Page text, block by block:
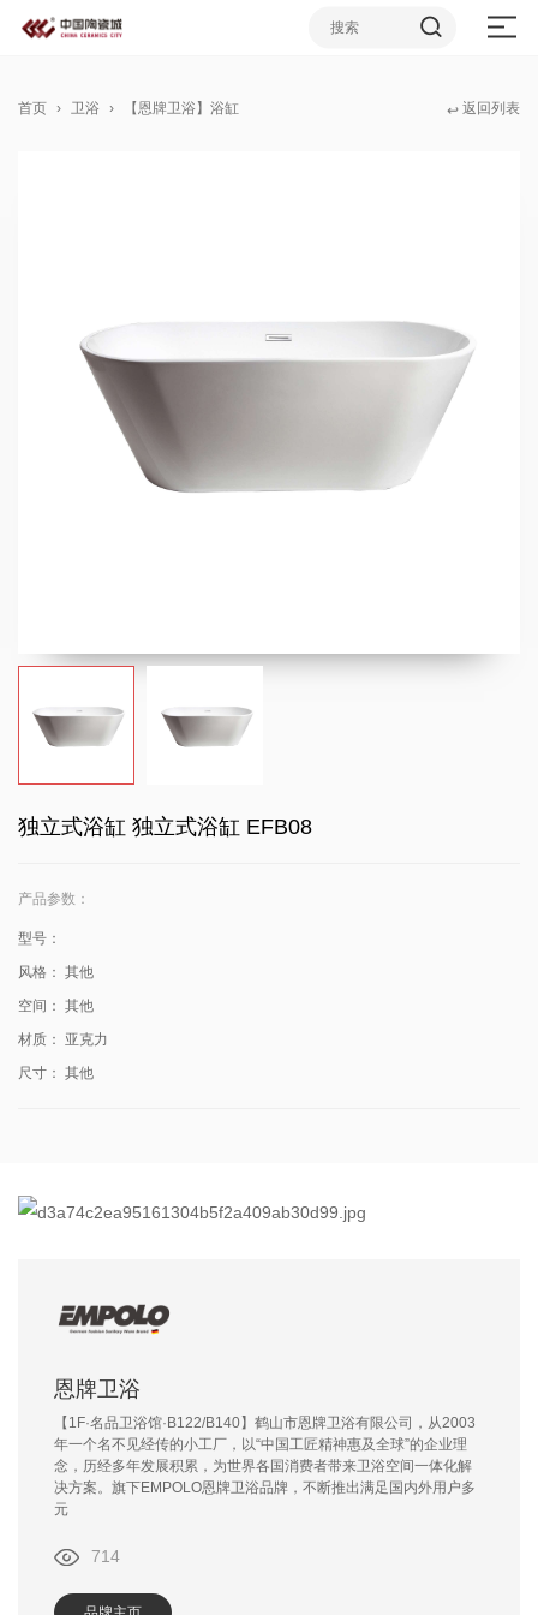
首页 卫浴 【恩牌卫浴】浴缸 ↩ 返回列表
独立式浴缸 独立式浴缸 EFB08
产品参数：
型号：
风格： 其他
空间： 其他
材质： 亚克力
尺寸： 其他
恩牌卫浴
【1F·名品卫浴馆·B122/B140】鹤山市恩牌卫浴有限公司，从2003
年一个名不见经传的小工厂，以“中国工匠精神惠及全球”的企业理
念，历经多年发展积累，为世界各国消费者带来卫浴空间一体化解
决方案。旗下EMPOLO恩牌卫浴品牌，不断推出满足国内外用户多
元
714